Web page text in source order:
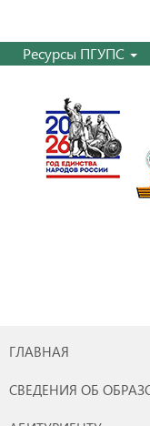
Ресурсы ПГУПС
ГЛАВНАЯ
СВЕДЕНИЯ ОБ